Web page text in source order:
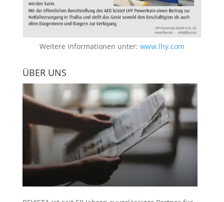
Weitere Informationen unter: www.lhy.com
ÜBER UNS